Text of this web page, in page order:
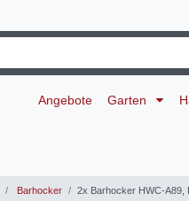
Angebote Garten
Barhocker 2x Barhocker HWC-A89,